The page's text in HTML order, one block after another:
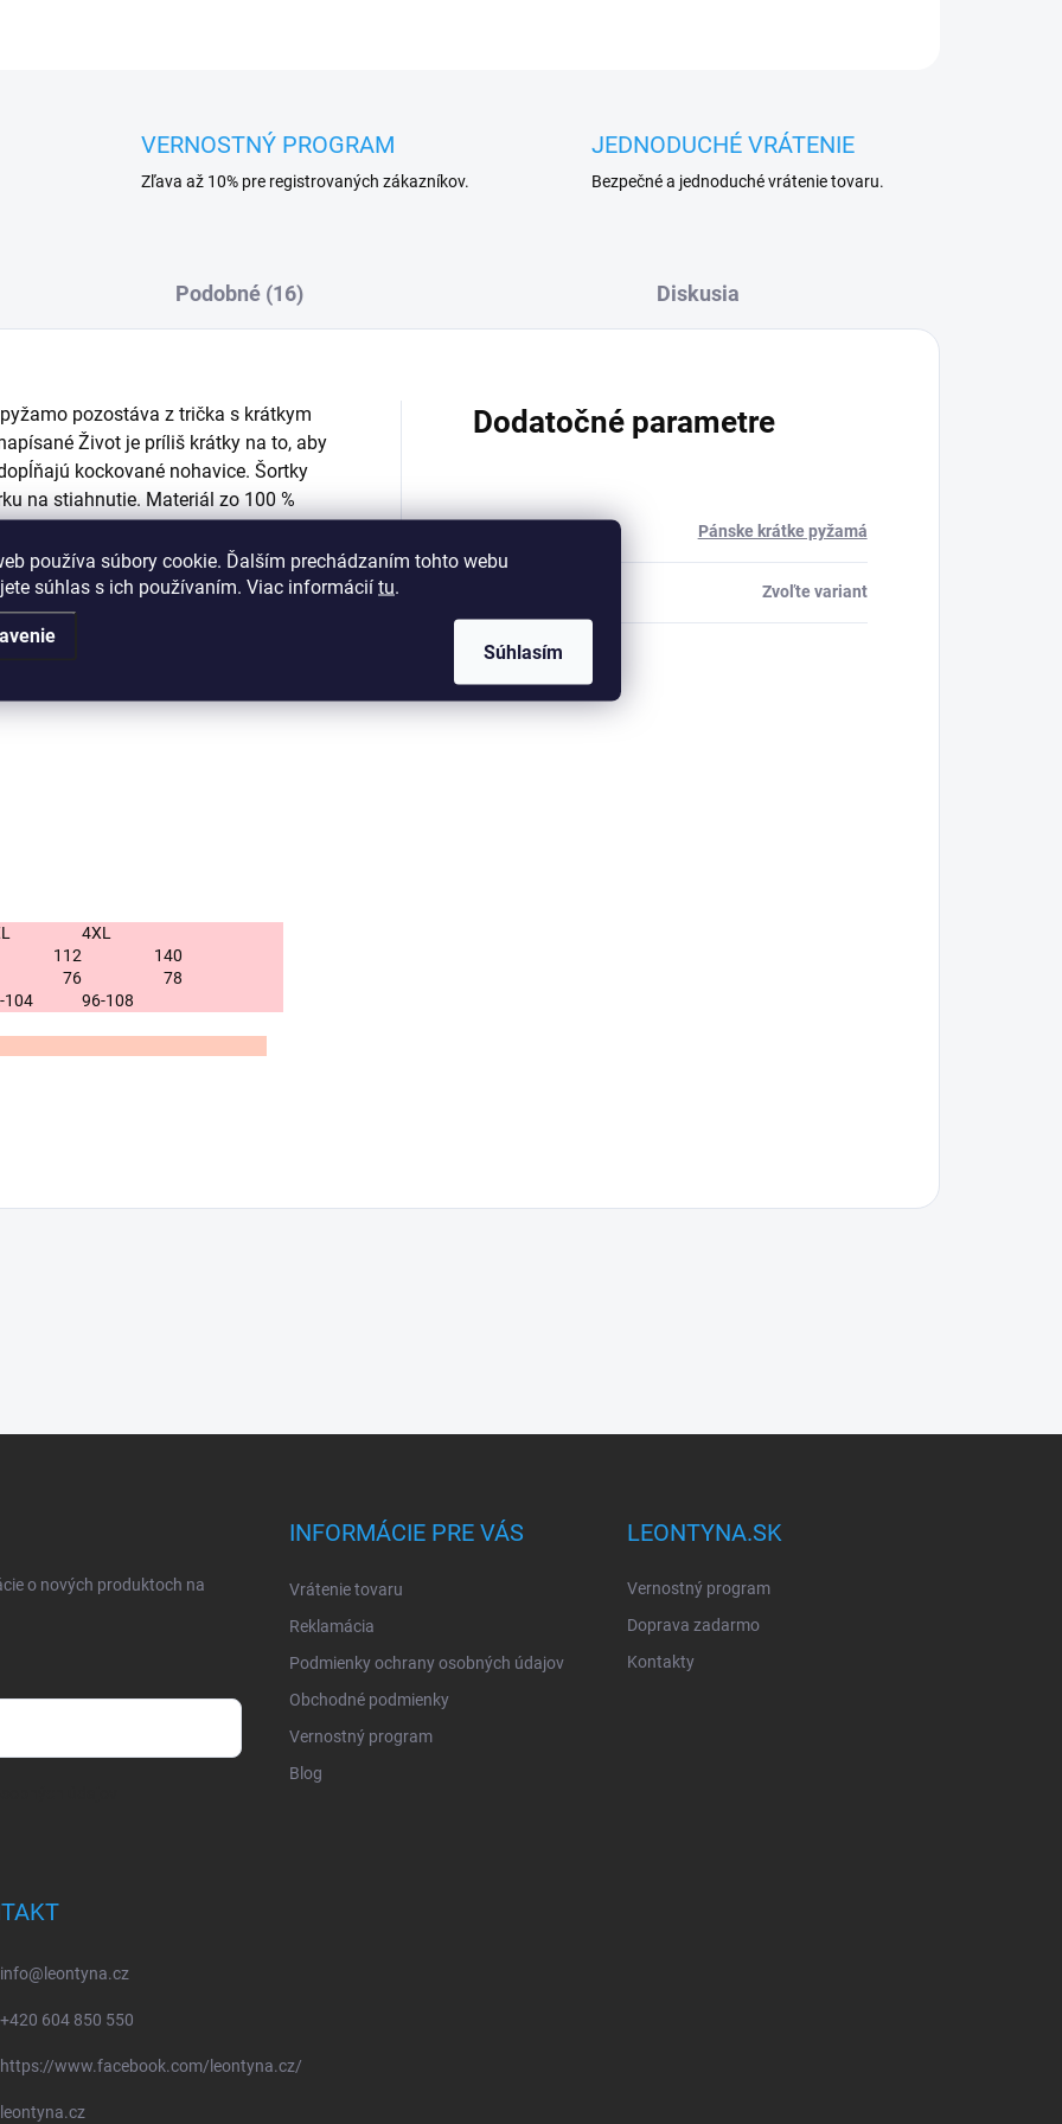
používa súbory cookie. Ďalším prechádzaním tohto webu
súhlas s ich používaním. Viac informácií tu.
Súhlasím
VERNOSTNÝ PROGRAM
Zľava až 10% pre registrovaných zákazníkov.
JEDNODUCHÉ VRÁTENIE
Bezpečné a jednoduché vrátenie tovaru.
Podobné (16) Diskusia
pozostáva z trička s krátkym
Život je príliš krátky na to, aby
kockované nohavice. Šortky
na stiahnutie. Materiál zo 100 %
je vhodné aj na každodenné
4XL
112
140
76
78
104 96-108
Dodatočné parametre
Pánske krátke pyžamá
Zvoľte variant
o nových produktoch na
INFORMÁCIE PRE VÁS
Vrátenie tovaru
Reklamácia
Podmienky ochrany osobných údajov
Obchodné podmienky
Vernostný program
Blog
LEONTYNA.SK
Vernostný program
Doprava zadarmo
Kontakty
info@ leontyna.cz
+420 604 850 550
https://www.facebook.com/leontyna.cz/
leontyna.cz